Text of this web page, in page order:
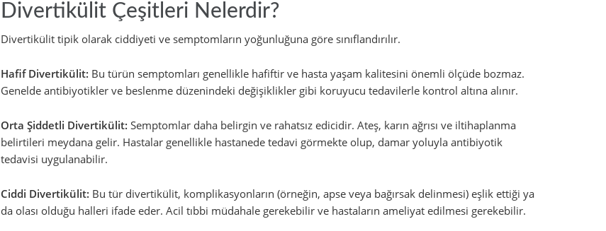
Divertikülit Çeşitleri Nelerdir?
Divertikülit tipik olarak ciddiyeti ve semptomların yoğunluğuna göre sınıflandırılır.
Hafif Divertikülit: Bu türün semptomları genellikle hafiftir ve hasta yaşam kalitesini önemli ölçüde bozmaz.
Genelde antibiyotikler ve beslenme düzenindeki değişiklikler gibi koruyucu tedavilerle kontrol altına alınır.
Orta Şiddetli Divertikülit: Semptomlar daha belirgin ve rahatsız edicidir. Ateş, karın ağrısı ve iltihaplanma
belirtileri meydana gelir. Hastalar genellikle hastanede tedavi görmekte olup, damar yoluyla antibiyotik
tedavisi uygulanabilir.
Ciddi Divertikülit: Bu tür divertikülit, komplikasyonların (örneğin, apse veya bağırsak delinmesi) eşlik ettiği ya
da olası olduğu halleri ifade eder. Acil tıbbi müdahale gerekebilir ve hastaların ameliyat edilmesi gerekebilir.